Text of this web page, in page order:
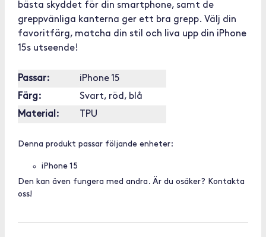
bästa skyddet för din smartphone, samt de
greppvänliga kanterna ger ett bra grepp. Välj din
favoritfärg, matcha din stil och liva upp din iPhone
15s utseende!
Passar:
iPhone 15
Färg:
Svart, röd, blå
Material:
TPU
Denna produkt passar följande enheter:
iPhone 15
Den kan även fungera med andra. Är du osäker? Kontakta
oss!